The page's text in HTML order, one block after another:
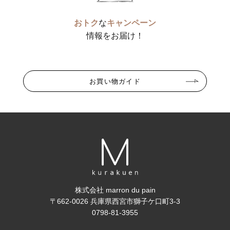
おトクなキャンペーン
情報をお届け！
お買い物ガイド
株式会社 marron du pain
〒662-0026 兵庫県西宮市獅子ケ口町3-3
0798-81-3955